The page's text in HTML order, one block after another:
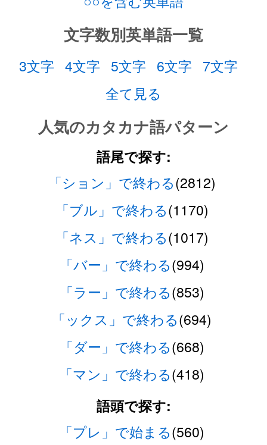
文字数別英単語一覧
3文字 4文字 5文字 6文字 7文字
全て見る
人気のカタカナ語パターン
語尾で探す:
「ション」で終わる(2812)
「ブル」で終わる(1170)
「ネス」で終わる(1017)
「バー」で終わる(994)
「ラー」で終わる(853)
「ックス」で終わる(694)
「ダー」で終わる(668)
「マン」で終わる(418)
語頭で探す:
「プレ」で始まる(560)